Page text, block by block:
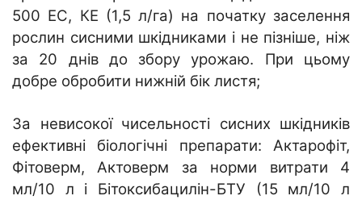
500 ЕС, КЕ (1,5 л/га) на початку заселення
рослин сисними шкідниками і не пізніше, ніж
за 20 днів до збору урожаю. При цьому
добре обробити нижній бік листя;
За невисокої чисельності сисних шкідників
ефективні біологічні препарати: Актарофіт,
Фітоверм, Актоверм за норми витрати 4
мл/10 л і Бітоксибацилін-БТУ (15 мл/10 л